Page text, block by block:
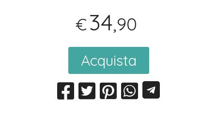
€34,90
Acquista